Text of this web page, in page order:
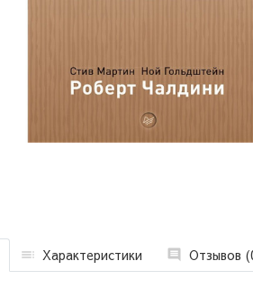
Характеристики Отзывов